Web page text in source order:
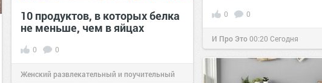
0 0
И Про Это00:20 Сегодня
10 продуктов, в которых белка
не меньше, чем в яйцах
0 0
Женский развлекательный и поучительный